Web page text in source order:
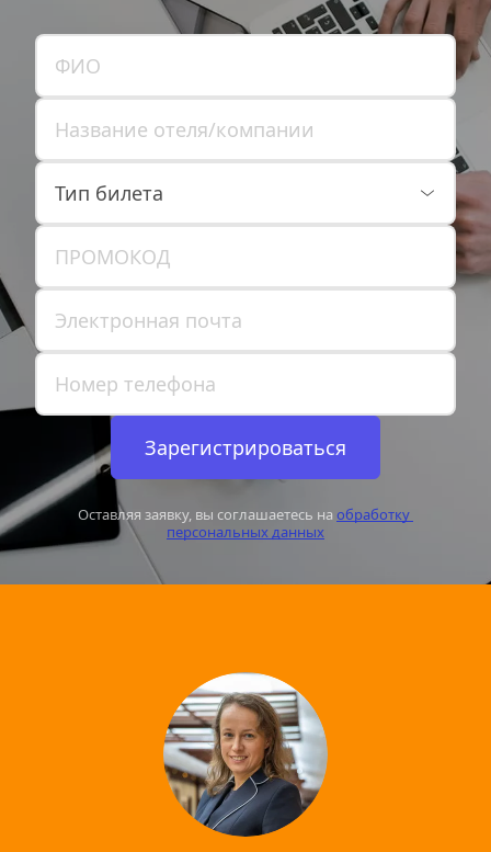
Зарегистрироваться
Оставляя заявку, вы соглашаетесь на обработку
персональных данных